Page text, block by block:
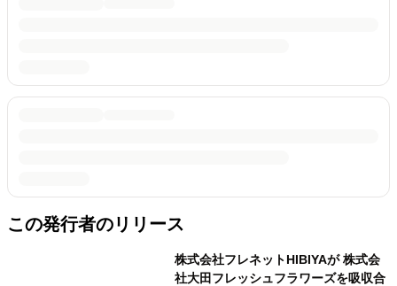
この発行者のリリース
株式会社フレネットHIBIYAが 株式会
社大田フレッシュフラワーズを吸収合